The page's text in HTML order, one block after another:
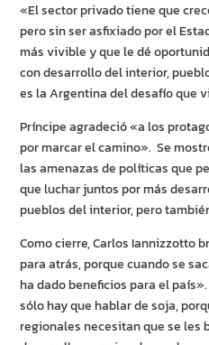
«El sector privado tiene que
pero sin ser asfixiado por el
más vivible y que le dé
con desarrollo del interior,
es la Argentina del desafío que
Príncipe agradeció «a los
por marcar el camino». Se
las amenazas de políticas que
que luchar juntos por más
pueblos del interior, pero
Como cierre, Carlos Iannizzotto
para atrás, porque cuando se
ha dado beneficios para el
sólo hay que hablar de soja,
regionales necesitan que se les